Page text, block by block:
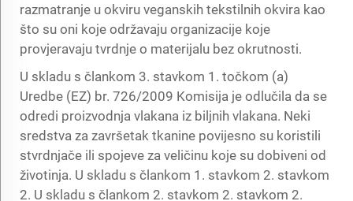
razmatranje u okviru veganskih tekstilnih okvira kao
što su oni koje održavaju organizacije koje
provjeravaju tvrdnje o materijalu bez okrutnosti.
U skladu s člankom 3. stavkom 1. točkom (a)
Uredbe (EZ) br. 726/2009 Komisija je odlučila da se
odredi proizvodnja vlakana iz biljnih vlakana. Neki
sredstva za završetak tkanine povijesno su koristili
stvrdnjače ili spojeve za veličinu koje su dobiveni od
životinja. U skladu s člankom 1. stavkom 2. stavkom
2. U skladu s člankom 2. stavkom 2. stavkom 2.